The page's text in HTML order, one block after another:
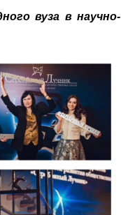
вуза в научно-